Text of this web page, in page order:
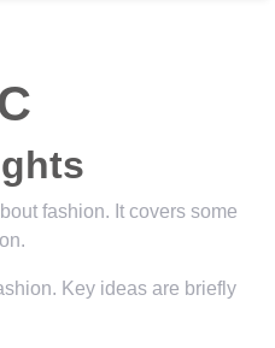
fashion. It covers some
Key ideas are briefly